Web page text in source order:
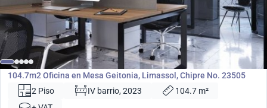
€ 622 000
Oficina
104.7m2 Oficina en Mesa Geitonia, Limassol, Chipre No. 23505
2 Piso
IV barrio, 2023
104.7 m²